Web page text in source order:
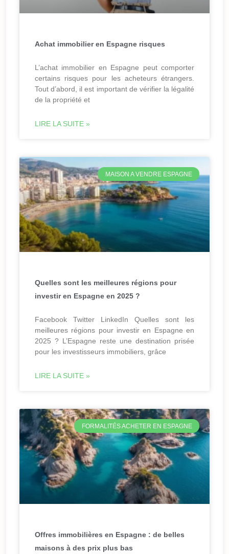
Achat immobilier en Espagne risques
L’achat immobilier en Espagne peut comporter
certains risques pour les acheteurs étrangers.
Tout d’abord, il est important de vérifier la légalité
de la propriété et
LIRE LA SUITE »
MAISON A VENDRE ESPAGNE
Quelles sont les meilleures régions pour
investir en Espagne en 2025 ?
Facebook Twitter LinkedIn Quelles sont les
meilleures régions pour investir en Espagne en
2025 ? L’Espagne reste une destination prisée
pour les investisseurs immobiliers, grâce
LIRE LA SUITE »
FORMALITÉS ACHETER EN ESPAGNE
Offres immobilières en Espagne : de belles
maisons à des prix plus bas